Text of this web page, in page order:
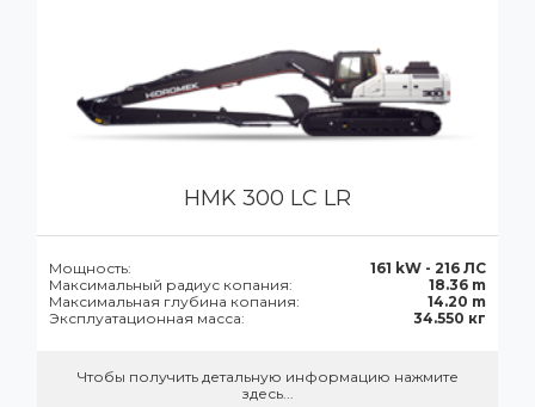
HMK 300 LC LR
Мощность:
161 kW - 216 ЛС
Максимальный радиус копания:
18.36 m
Максимальная глубина копания:
14.20 m
Эксплуатационная масса:
34.550 кг
Чтобы получить детальную информацию нажмите
здесь...